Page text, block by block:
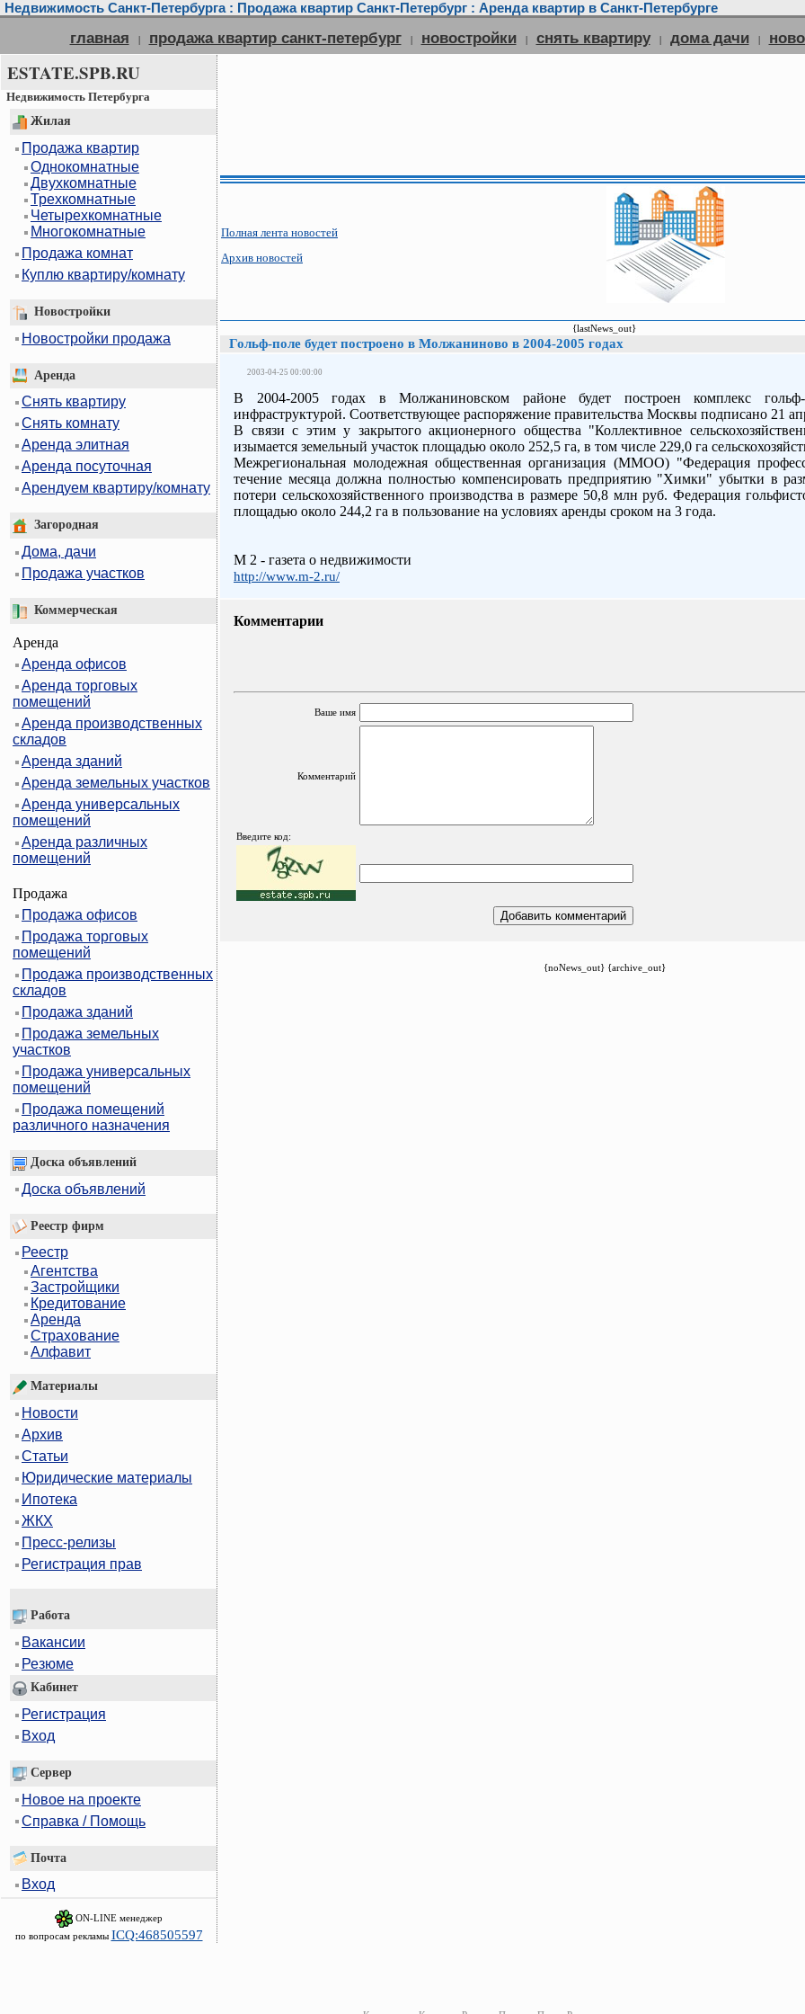
Недвижимость Санкт-Петербурга : Продажа квартир Санкт-Петербург : Аренда квартир в Санкт-Петербурге
главная | продажа квартир санкт-петербург | новостройки | снять квартиру | дома дачи |
ESTATE.SPB.RU
Недвижимость Петербурга
Жилая
Продажа квартир
Однокомнатные
Двухкомнатные
Трехкомнатные
Четырехкомнатные
Многокомнатные
Продажа комнат
Куплю квартиру/комнату
Новостройки
Новостройки продажа
Аренда
Снять квартиру
Снять комнату
Аренда элитная
Аренда посуточная
Арендуем квартиру/комнату
Загородная
Дома, дачи
Продажа участков
Коммерческая
Аренда
Аренда офисов
Аренда торговых
помещений
Аренда производственных
складов
Аренда зданий
Аренда земельных участков
Аренда универсальных
помещений
Аренда различных
помещений
Продажа
Продажа офисов
Продажа торговых
помещений
Продажа производственных
складов
Продажа зданий
Продажа земельных
участков
Продажа универсальных
помещений
Продажа помещений
различного назначения
Доска объявлений
Доска объявлений
Реестр фирм
Реестр
Агентства
Застройщики
Кредитование
Аренда
Страхование
Алфавит
Материалы
Новости
Архив
Статьи
Юридические материалы
Ипотека
ЖКХ
Пресс-релизы
Регистрация прав
Работа
Вакансии
Резюме
Кабинет
Регистрация
Вход
Сервер
Новое на проекте
Справка / Помощь
Почта
Вход
ON-LINE менеджер
по вопросам рекламы ICQ:468505597
Полная лента новостей
Архив новостей
{lastNews_out}
Гольф-поле будет построено в Молжаниново в 2004-2005 годах
2003-04-25 00:00:00
В 2004-2005 годах в Молжаниновском районе будет построен комплекс гольф-
инфраструктурой. Соответствующее распоряжение правительства Москвы подписано 21
В связи с этим у закрытого акционерного общества "Коллективное
изымается земельный участок площадью около 252,5 га, в том числе 229,0 га
Межрегиональная молодежная общественная организация (ММОО) "Федерация
течение месяца должна полностью компенсировать предприятию "Химки" убытки в
потери сельскохозяйственного производства в размере 50,8 млн руб. Федерация
площадью около 244,2 га в пользование на условиях аренды сроком на 3 года.
M 2 - газета о недвижимости
http://www.m-2.ru/
Комментарии
Ваше имя
Комментарий
Введите код:
{noNews_out} {archive_out}